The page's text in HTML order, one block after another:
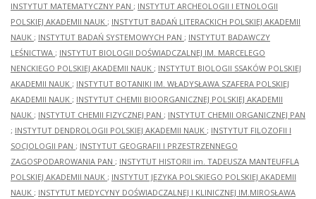
INSTYTUT MATEMATYCZNY PAN ; INSTYTUT ARCHEOLOGII I ETNOLOGII
POLSKIEJ AKADEMII NAUK ; INSTYTUT BADAŃ LITERACKICH POLSKIEJ AKADEMII
NAUK ; INSTYTUT BADAŃ SYSTEMOWYCH PAN ; INSTYTUT BADAWCZY
LEŚNICTWA ; INSTYTUT BIOLOGII DOŚWIADCZALNEJ IM. MARCELEGO
NENCKIEGO POLSKIEJ AKADEMII NAUK ; INSTYTUT BIOLOGII SSAKÓW POLSKIEJ
AKADEMII NAUK ; INSTYTUT BOTANIKI IM. WŁADYSŁAWA SZAFERA POLSKIEJ
AKADEMII NAUK ; INSTYTUT CHEMII BIOORGANICZNEJ POLSKIEJ AKADEMII
NAUK ; INSTYTUT CHEMII FIZYCZNEJ PAN ; INSTYTUT CHEMII ORGANICZNEJ PAN
; INSTYTUT DENDROLOGII POLSKIEJ AKADEMII NAUK ; INSTYTUT FILOZOFII I
SOCJOLOGII PAN ; INSTYTUT GEOGRAFII I PRZESTRZENNEGO
ZAGOSPODAROWANIA PAN ; INSTYTUT HISTORII im. TADEUSZA MANTEUFFLA
POLSKIEJ AKADEMII NAUK ; INSTYTUT JĘZYKA POLSKIEGO POLSKIEJ AKADEMII
NAUK ; INSTYTUT MEDYCYNY DOŚWIADCZALNEJ I KLINICZNEJ IM.MIROSŁAWA